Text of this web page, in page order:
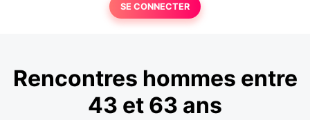
SE CONNECTER
Rencontres hommes entre
43 et 63 ans